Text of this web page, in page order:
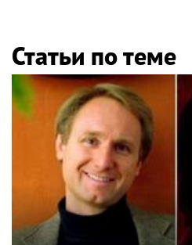
Статьи по теме